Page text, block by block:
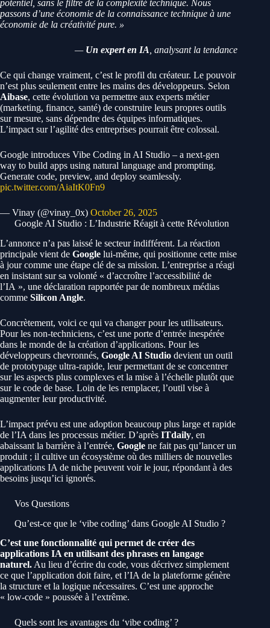
potentiel, sans le filtre de la complexité technique. Nous
passons d’une économie de la connaissance technique à une
économie de la créativité pure. »
— Un expert en IA , analysant la tendance
Ce qui change vraiment, c’est le profil du créateur. Le pouvoir
n’est plus seulement entre les mains des développeurs. Selon
Aibase, cette évolution va permettre aux experts métier
(marketing, finance, santé) de construire leurs propres outils
sur mesure, sans dépendre des équipes informatiques.
L’impact sur l’agilité des entreprises pourrait être colossal.
Google introduces Vibe Coding in AI Studio – a next-gen
way to build apps using natural language and prompting.
Generate code, preview, and deploy seamlessly.
pic.twitter.com/AiaItK0Fn9
— Vinay (@vinay_0x) October 26, 2025
Google AI Studio : L’Industrie Réagit à cette Révolution
L’annonce n’a pas laissé le secteur indifférent. La réaction
principale vient de Google lui-même, qui positionne cette mise
à jour comme une étape clé de sa mission. L’entreprise a réagi
en insistant sur sa volonté « d’accroître l’accessibilité de
l’IA », une déclaration rapportée par de nombreux médias
comme Silicon Angle.
Concrètement, voici ce qui va changer pour les utilisateurs.
Pour les non-techniciens, c’est une porte d’entrée inespérée
dans le monde de la création d’applications. Pour les
développeurs chevronnés, Google AI Studio devient un outil
de prototypage ultra-rapide, leur permettant de se concentrer
sur les aspects plus complexes et la mise à l’échelle plutôt que
sur le code de base. Loin de les remplacer, l’outil vise à
augmenter leur productivité.
L’impact prévu est une adoption beaucoup plus large et rapide
de l’IA dans les processus métier. D’après ITdaily, en
abaissant la barrière à l’entrée, Google ne fait pas qu’lancer un
produit ; il cultive un écosystème où des milliers de nouvelles
applications IA de niche peuvent voir le jour, répondant à des
besoins jusqu’ici ignorés.
Vos Questions
Qu’est-ce que le ‘vibe coding’ dans Google AI Studio ?
C’est une fonctionnalité qui permet de créer des
applications IA en utilisant des phrases en langage
naturel.Au lieu d’écrire du code, vous décrivez simplement
ce que l’application doit faire, et l’IA de la plateforme génère
la structure et la logique nécessaires. C’est une approche
« low-code » poussée à l’extrême.
Quels sont les avantages du ‘vibe coding’ ?